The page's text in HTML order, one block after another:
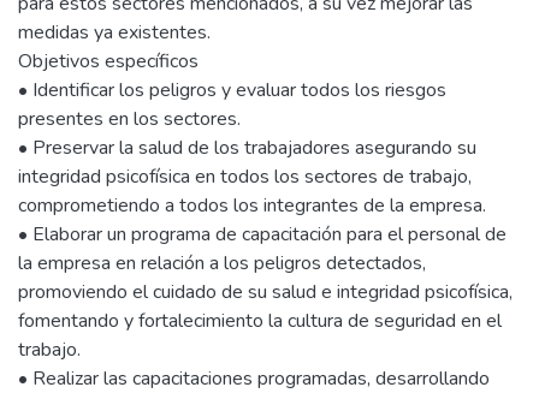
medidas ya existentes.
Objetivos específicos
• Identificar los peligros y evaluar todos los riesgos
presentes en los sectores.
• Preservar la salud de los trabajadores asegurando su
integridad psicofísica en todos los sectores de trabajo,
comprometiendo a todos los integrantes de la empresa.
• Elaborar un programa de capacitación para el personal de
la empresa en relación a los peligros detectados,
promoviendo el cuidado de su salud e integridad psicofísica,
fomentando y fortalecimiento la cultura de seguridad en el
trabajo.
• Realizar las capacitaciones programadas, desarrollando